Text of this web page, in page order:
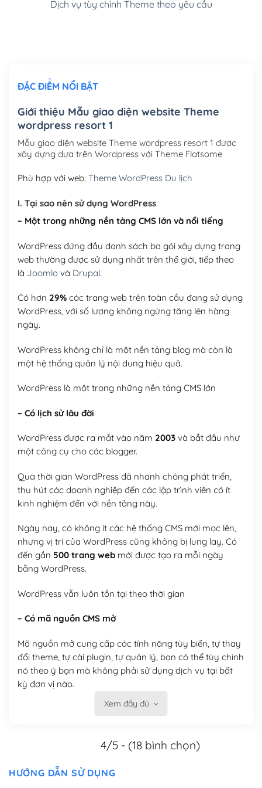
Cài đặt SMTP Mail cho site Wordpress(+100,000₫)
Mua thêm Host + Tên miền
Tên miền quốc tế .com .net .org (1 năm)
Tên miền Việt Nam .vn (1 năm)
Hosting 2GB SSD (1 năm) (+450,000₫)
Hosting 3GB SSD (1 năm)(+550,000₫)
Hosting 5GB SSD (1 năm)
Hosting 8GB SSD (1 năm) (+950,000₫)
Dịch vụ tùy chỉnh Theme theo yêu cầu
ĐẶC ĐIỂM NỔI BẬT
Giới thiệu Mẫu giao diện website Theme
wordpress resort 1
Mẫu giao diện website Theme wordpress resort 1 được
xây dựng dựa trên Wordpress với Theme Flatsome
Phù hợp với web: Theme WordPress Du lịch
I. Tại sao nên sử dụng WordPress
– Một trong những nền tảng CMS lớn và nổi tiếng
WordPress đứng đầu danh sách ba gói xây dựng trang
web thường được sử dụng nhất trên thế giới, tiếp theo
là Joomla và Drupal.
Có hơn 29%các trang web trên toàn cầu đang sử dụng
WordPress, với số lượng không ngừng tăng lên hàng
ngày.
WordPress không chỉ là một nền tảng blog mà còn là
một hệ thống quản lý nội dung hiệu quả.
WordPress là một trong những nền tảng CMS lớn
– Có lịch sử lâu đời
WordPress được ra mắt vào năm 2003và bắt đầu như
một công cụ cho các blogger.
Qua thời gian WordPress đã nhanh chóng phát triển,
thu hút các doanh nghiệp đến các lập trình viên có ít
kinh nghiệm đến với nền tảng này.
Ngày nay, có không ít các hệ thống CMS mới mọc lên,
nhưng vị trí của WordPress cũng không bị lung lay. Có
đến gần 500 trang webmới được tạo ra mỗi ngày
bằng WordPress.
WordPress vẫn luôn tồn tại theo thời gian
– Có mã nguồn CMS mở
Mã nguồn mở cung cấp các tính năng tùy biến, tự thay
đổi theme, tự cài plugin, tự quản lý, bạn có thể tùy chỉnh
nó theo ý bạn mà không phải sử dụng dịch vụ tại bất
kỳ đơn vị nào.
Việc của bạn là đăng ký một tên miền và hosting để
Có thể tùy biến trên website WordPress
– Thân thiện với công cụ tìm kiếm
Xem đầy đủ
4/5 - (18 bình chọn)
HƯỚNG DẪN SỬ DỤNG